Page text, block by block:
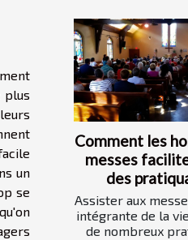
plus
un
se
Comment les
messes
des
Assister aux
intégrante de la
de nombreux